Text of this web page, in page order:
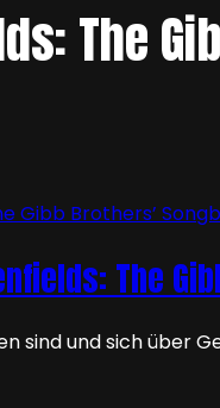
The
The
sind und sich über